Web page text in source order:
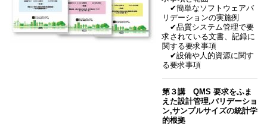
✔簡単なソフトウェアバ
リデーションの実施例
✔品質システム管理で要
求されている文書、記録に
関する要求事項
✔設備や人的資源に関す
る要求事項
第３講 QMS 要求をふま
えた設計管理,バリデーショ
ン,サンプルサイズの統計学
的根拠